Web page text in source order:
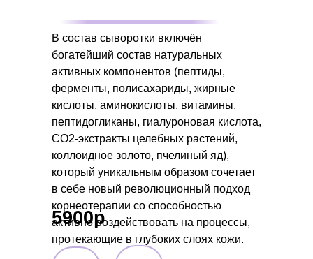
В состав сыворотки включён
богатейший состав натуральных
активных компонентов (пептиды,
ферменты, полисахариды, жирные
кислоты, аминокислоты, витамины,
пептидогликаны, гиалуроновая кислота,
СО2-экстракты целебных растений,
коллоидное золото, пчелиный яд),
который уникальным образом сочетает
в себе новый революционный подход
корнеотерапии со способностью
активно воздействовать на процессы,
протекающие в глубоких слоях кожи.
5900р